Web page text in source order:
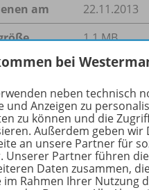
am
22.11.2013
1,1 MB
PDF-
bei
neben technisch
und Anzeigen zu
zu können und die
Außerdem geben
an unsere Partner für
Unserer Partner führen
Daten zusammen,
im Rahmen Ihrer Nutzung